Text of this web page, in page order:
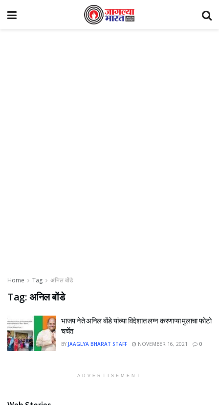
Home Tag अनिल बोंडे
Tag:अनिल बोंडे
भाजप नेते अनिल बोंडे यांच्या विदेशात लग्न करणाऱ्या मुलाचा फोटो
चर्चेत
BY JAAGLYA BHARAT STAFF NOVEMBER 16, 2021 0
ADVERTISEMENT